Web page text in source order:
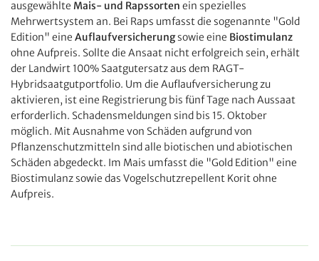
ausgewählte Mais- und Rapssorten ein spezielles
Mehrwertsystem an. Bei Raps umfasst die sogenannte "Gold
Edition" eine Auflaufversicherungsowie eine Biostimulanz
ohne Aufpreis. Sollte die Ansaat nicht erfolgreich sein, erhält
der Landwirt 100% Saatgutersatz aus dem RAGT-
Hybridsaatgutportfolio. Um die Auflaufversicherung zu
aktivieren, ist eine Registrierung bis fünf Tage nach Aussaat
erforderlich. Schadensmeldungen sind bis 15. Oktober
möglich. Mit Ausnahme von Schäden aufgrund von
Pflanzenschutzmitteln sind alle biotischen und abiotischen
Schäden abgedeckt. Im Mais umfasst die "Gold Edition" eine
Biostimulanz sowie das Vogelschutzrepellent Korit ohne
Aufpreis.